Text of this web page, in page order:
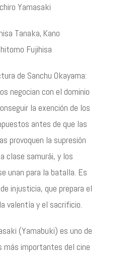
Yamasaki
Tanaka, Kano
Fujihisa
de Sanchu Okayama:
negocian con el dominio
la exención de los
antes de que las
provoquen la supresión
clase samurái, y los
unan para la batalla. Es
injusticia, que prepara el
valentía y el sacrificio.
(Yamabuki) es uno de
más importantes del cine